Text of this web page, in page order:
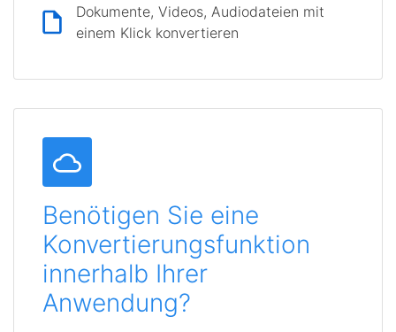
Dokumente, Videos, Audiodateien mit
einem Klick konvertieren
Benötigen Sie eine
Konvertierungsfunktion
innerhalb Ihrer
Anwendung?